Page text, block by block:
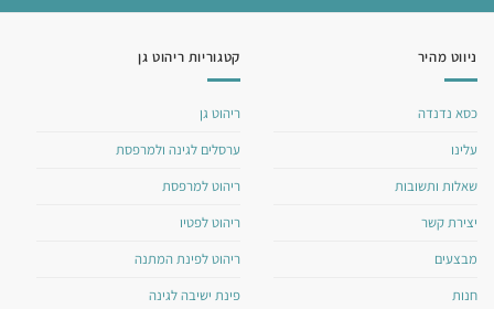
ניווט מהיר
כסא נדנדה
עלינו
שאלות ותשובות
יצירת קשר
מבצעים
חנות
קטגוריות ריהוט גן
ריהוט גן
ערסלים לגינה ולמרפסת
ריהוט למרפסת
ריהוט לפטיו
ריהוט לפינת המתנה
פינת ישיבה לגינה